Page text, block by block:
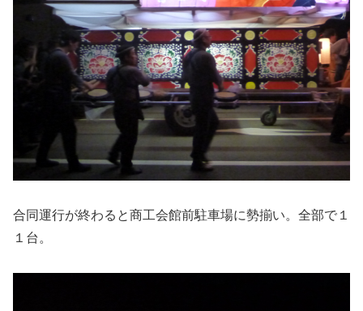
合同運行が終わると商工会館前駐車場に勢揃い。全部で１
１台。